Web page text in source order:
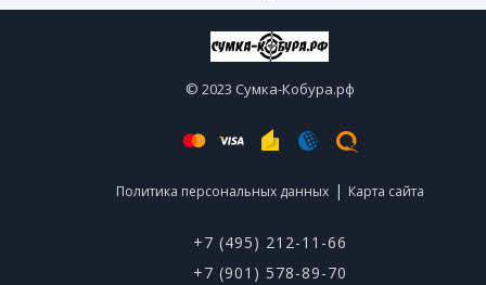
© 2023 Сумка-Кобура.рф
Политика персональных данных | Карта сайта
+7 (495) 212-11-66
+7 (901) 578-89-70